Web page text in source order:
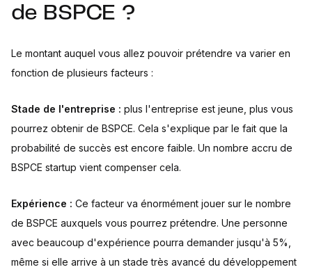
de BSPCE ?
Le montant auquel vous allez pouvoir prétendre va varier en
fonction de plusieurs facteurs :
Stade de l'entreprise : plus l'entreprise est jeune, plus vous
pourrez obtenir de BSPCE. Cela s'explique par le fait que la
probabilité de succès est encore faible. Un nombre accru de
BSPCE startup vient compenser cela.
Expérience : Ce facteur va énormément jouer sur le nombre
de BSPCE auxquels vous pourrez prétendre. Une personne
avec beaucoup d'expérience pourra demander jusqu'à 5%,
même si elle arrive à un stade très avancé du développement